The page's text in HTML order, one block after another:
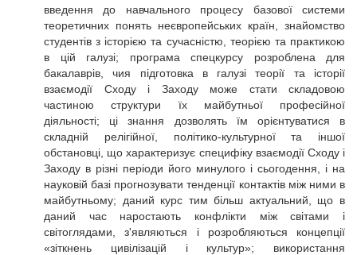
введення до навчального процесу базової системи
теоретичних понять неєвропейських країн, знайомство
студентів з історією та сучасністю, теорією та практикою
в цій галузі; програма спецкурсу розроблена для
бакалаврів, чия підготовка в галузі теорії та історії
взаємодії Сходу і Заходу може стати складовою
частиною структури їх майбутньої професійної
діяльності; ці знання дозволять їм орієнтуватися в
складній релігійної, політико-культурної та іншої
обстановці, що характеризує специфіку взаємодії Сходу і
Заходу в різні періоди його минулого і сьогодення, і на
науковій базі прогнозувати тенденції контактів між ними в
майбутньому; даний курс тим більш актуальний, що в
даний час наростають конфлікти між світами і
світоглядами, з'являються і розробляються концепції
«зіткнень цивілізацій і культур»; використання